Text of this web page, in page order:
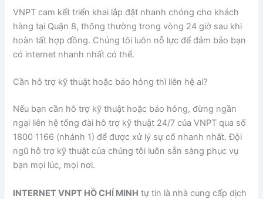
VNPT cam kết triển khai lắp đặt nhanh chóng cho khách
hàng tại Quận 8, thông thường trong vòng 24 giờ sau khi
hoàn tất hợp đồng. Chúng tôi luôn nỗ lực để đảm bảo bạn
có internet nhanh nhất có thể.
Cần hỗ trợ kỹ thuật hoặc báo hỏng thì liên hệ ai?
Nếu bạn cần hỗ trợ kỹ thuật hoặc báo hỏng, đừng ngần
ngại liên hệ tổng đài hỗ trợ kỹ thuật 24/7 của VNPT qua số
1800 1166 (nhánh 1) để được xử lý sự cố nhanh nhất. Đội
ngũ hỗ trợ kỹ thuật của chúng tôi luôn sẵn sàng phục vụ
bạn mọi lúc, mọi nơi.
INTERNET VNPT HỒ CHÍ MINH tự tin là nhà cung cấp dịch